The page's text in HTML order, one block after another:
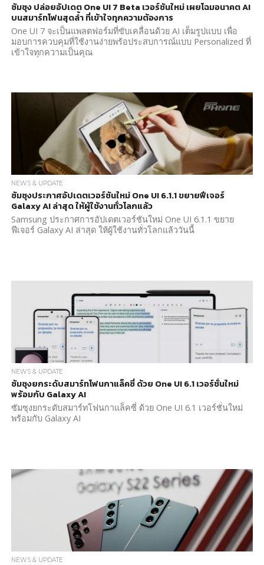
ซัมซุง ปล่อยอัปเดต One UI 7 Beta เวอร์ชันใหม่ เผยโฉมอนาคต AI
บนสมาร์ทโฟนสุดล้ำ ที่เข้าใจทุกความต้องการ
One UI 7 จะเป็นแพลตฟอร์มที่ขับเคลื่อนด้วย AI เต็มรูปแบบ เพื่อ
มอบการควบคุมที่ใช้งานง่ายพร้อประสบการณ์แบบ Personalized ที่
เข้าใจทุกความเป็นคุณ
NEWS & UPDATE
ซัมซุงประกาศอัปเดตเวอร์ชันใหม่ One UI 6.1.1 ขยายฟีเจอร์
Galaxy AI ล่าสุด ให้ผู้ใช้งานทั่วโลกแล้ว
Samsung ประกาศการอัปเดตเวอร์ชันใหม่ One UI 6.1.1 ขยาย
ฟีเจอร์ Galaxy AI ล่าสุด ให้ผู้ใช้งานทั่วโลกแล้ววันนี้
NEWS & UPDATE
ซัมซุงยกระดับสมาร์ทโฟนกาแล็คซี่ ด้วย One UI 6.1 เวอร์ชั่นใหม่
พร้อมกับ Galaxy AI
ซัมซุงยกระดับสมาร์ทโฟนกาแล็คซี่ ด้วย One UI 6.1 เวอร์ชั่นใหม่
พร้อมกับ Galaxy AI
NEWS & UPDATE